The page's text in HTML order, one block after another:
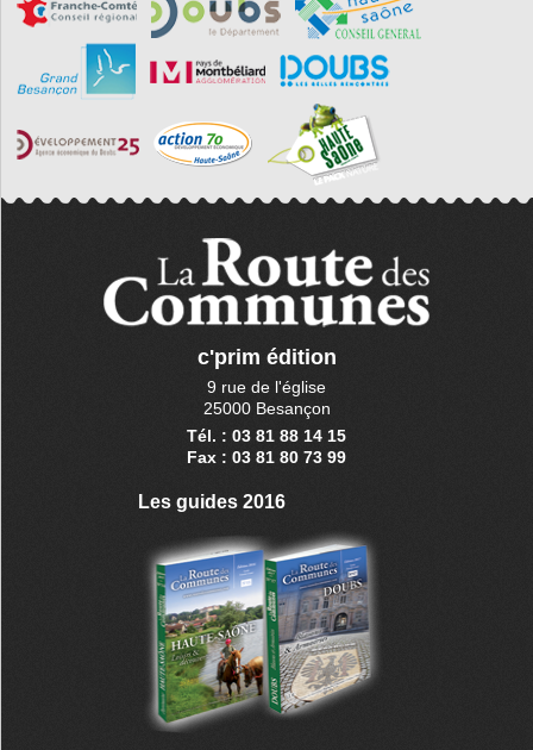
c'prim édition
9 rue de l'église
25000 Besançon
Tél. : 03 81 88 14 15
Fax : 03 81 80 73 99
Les guides 2016